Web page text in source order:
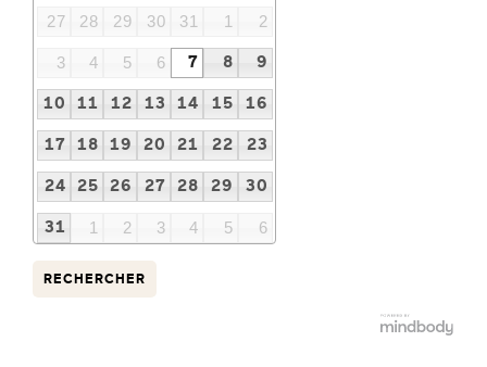
27 28 29 30 31 1 2
3 4 5 6 7 8 9
10 11 12 13 14 15 16
17 18 19 20 21 22 23
24 25 26 27 28 29 30
31 1 2 3 4 5 6
RECHERCHER